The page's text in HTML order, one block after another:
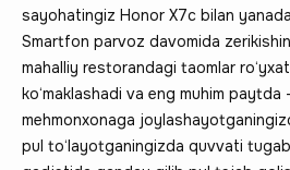
sayohatingiz Honor X7c bilan
Smartfon parvoz davomida
mahalliy restorandagi taomlar
ko‘maklashadi va eng muhim paytda
mehmonxonaga
pul to‘layotganingizda quvvati